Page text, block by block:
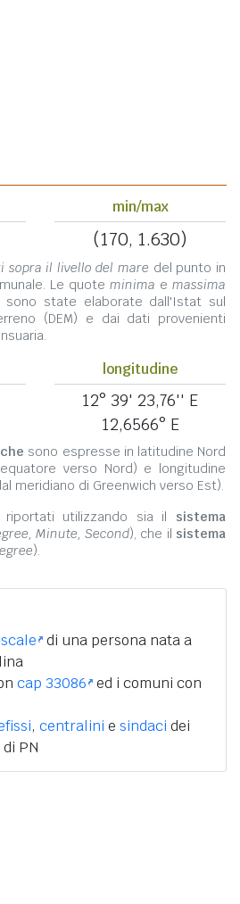
min/max
(170, 1.630)
sopra il livello del mare del punto in
Le quote minima e massima
sono state elaborate dall'Istat sul
(DEM) e dai dati provenienti
longitudine
12° 39' 23,76'' E
12,6566° E
sono espresse in latitudine Nord
verso Nord) e longitudine
meridiano di Greenwich verso Est).
utilizzando sia il sistema
Minute, Second), che il sistema
).
di una persona nata a
cap 33086 ed i comuni con
, centralini e sindaci dei
PN